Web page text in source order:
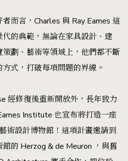
而言，Charles 與 Ray Eames 這
的典範，無論在家具設計、建
劃、藝術等領域上，他們都不斷
式，打破每項問題的界線。
經修復後重新開放外，長年致力
Institute 也宣布將打造一座
術設計博物館！這項計畫邀請到
的 Herzog & de Meuron ，與舊